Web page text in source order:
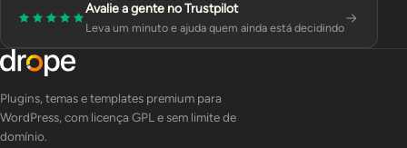
Avalie a gente no Trustpilot
Leva um minuto e ajuda quem ainda está decidindo
Plugins, temas e templates premium para
WordPress, com licença GPL e sem limite de
domínio.